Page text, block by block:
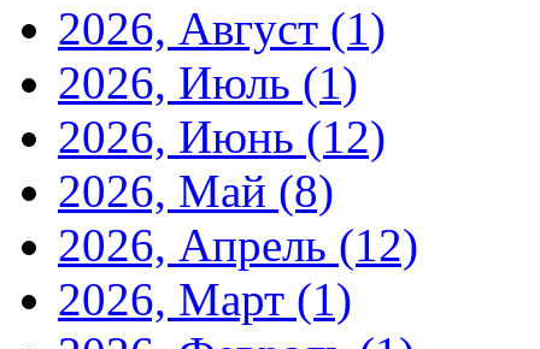
2026, Август (1)
2026, Июль (1)
2026, Июнь (12)
2026, Май (8)
2026, Апрель (12)
2026, Март (1)